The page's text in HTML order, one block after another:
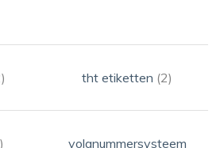
tht etiketten (2)
volgnummersysteem